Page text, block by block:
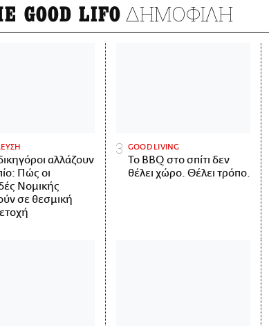
GOOD LIFO ΔΗΜΟΦΙΛΗ
αλλάζουν
Πώς οι
Νομικής
σε θεσμική
GOOD LIVING
Το BBQ στο σπίτι δεν
θέλει χώρο. Θέλει τρόπο.